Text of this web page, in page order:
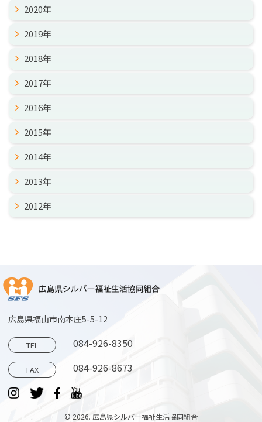
2020年
2019年
2018年
2017年
2016年
2015年
2014年
2013年
2012年
広島県福山市南本庄5-5-12
TEL 084-926-8350
FAX 084-926-8673
© 2026. 広島県シルバー福祉生活協同組合